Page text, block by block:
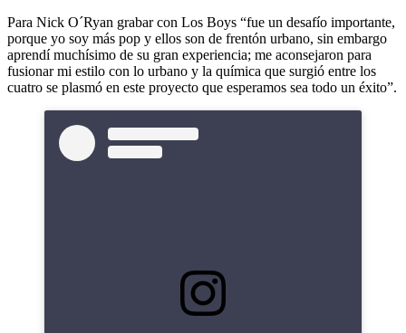
Para Nick O´Ryan grabar con Los Boys “fue un desafío importante,
porque yo soy más pop y ellos son de frentón urbano, sin embargo
aprendí muchísimo de su gran experiencia; me aconsejaron para
fusionar mi estilo con lo urbano y la química que surgió entre los
cuatro se plasmó en este proyecto que esperamos sea todo un éxito”.